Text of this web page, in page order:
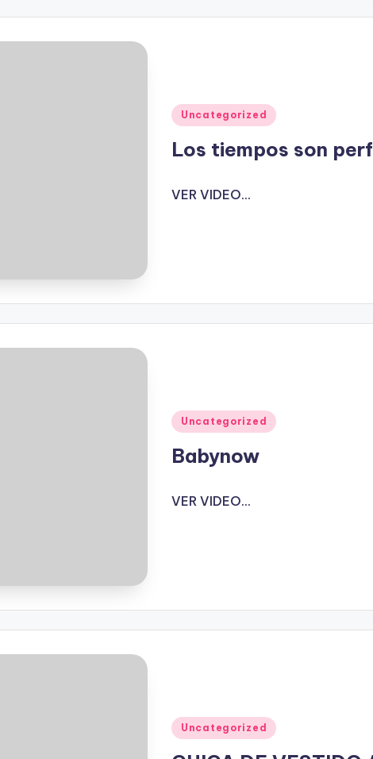
Publicado
Uncategorized
Los tiempos son
VER VIDEO...
Publicado
Uncategorized
Babynow
VER VIDEO...
Publicado
Uncategorized